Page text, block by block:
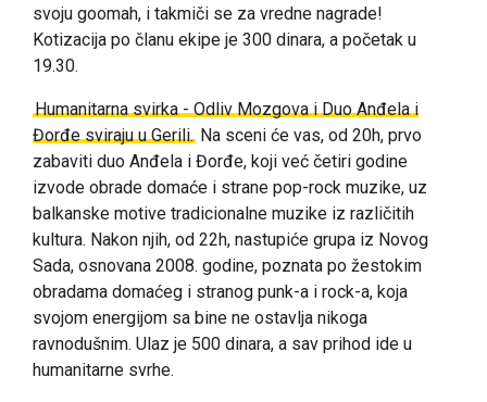
svoju goomah, i takmiči se za vredne nagrade!
Kotizacija po članu ekipe je 300 dinara, a početak u
19.30.
Humanitarna svirka - Odliv Mozgova i Duo Anđela i
Đorđe sviraju u Gerili. Na sceni će vas, od 20h, prvo
zabaviti duo Anđela i Đorđe, koji već četiri godine
izvode obrade domaće i strane pop-rock muzike, uz
balkanske motive tradicionalne muzike iz različitih
kultura. Nakon njih, od 22h, nastupiće grupa iz Novog
Sada, osnovana 2008. godine, poznata po žestokim
obradama domaćeg i stranog punk-a i rock-a, koja
svojom energijom sa bine ne ostavlja nikoga
ravnodušnim. Ulaz je 500 dinara, a sav prihod ide u
humanitarne svrhe.